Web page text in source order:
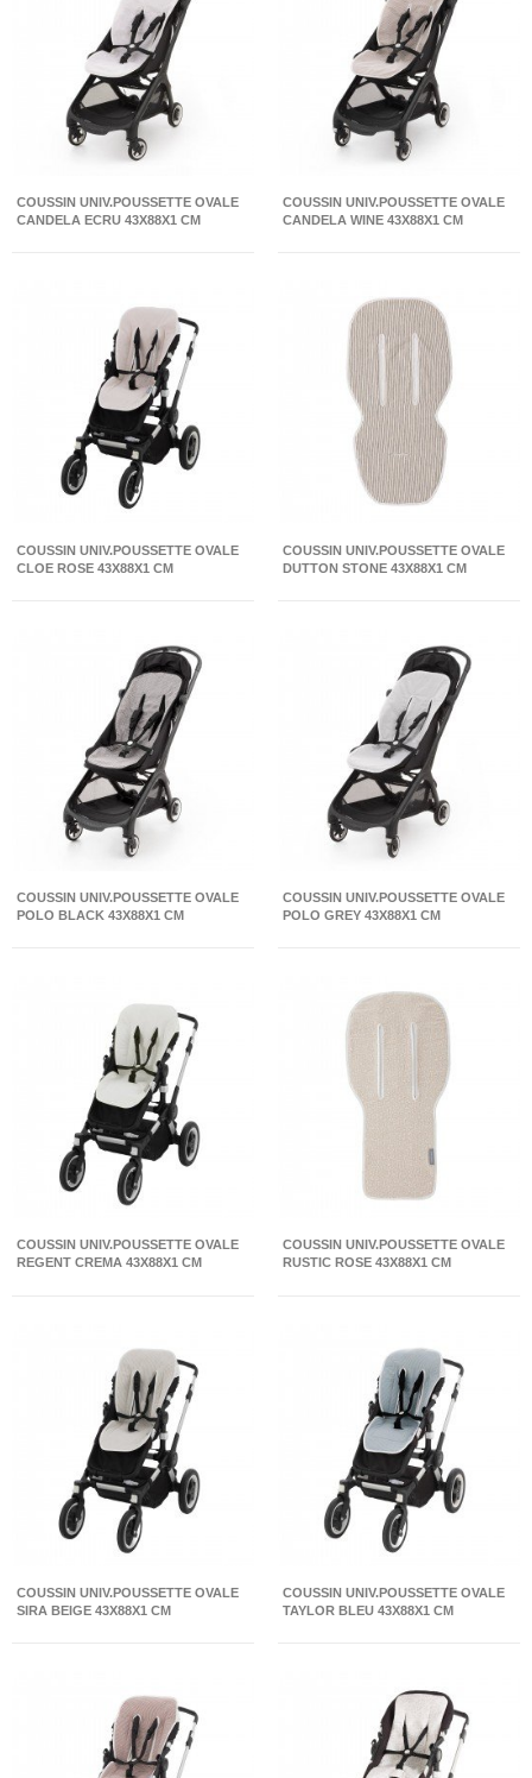
COUSSIN UNIV.POUSSETTE OVALE
CANDELA ECRU 43X88X1 CM
COUSSIN UNIV.POUSSETTE OVALE
CANDELA WINE 43X88X1 CM
COUSSIN UNIV.POUSSETTE OVALE
CLOE ROSE 43X88X1 CM
COUSSIN UNIV.POUSSETTE OVALE
DUTTON STONE 43X88X1 CM
COUSSIN UNIV.POUSSETTE OVALE
POLO BLACK 43X88X1 CM
COUSSIN UNIV.POUSSETTE OVALE
POLO GREY 43X88X1 CM
COUSSIN UNIV.POUSSETTE OVALE
REGENT CREMA 43X88X1 CM
COUSSIN UNIV.POUSSETTE OVALE
RUSTIC ROSE 43X88X1 CM
COUSSIN UNIV.POUSSETTE OVALE
SIRA BEIGE 43X88X1 CM
COUSSIN UNIV.POUSSETTE OVALE
TAYLOR BLEU 43X88X1 CM